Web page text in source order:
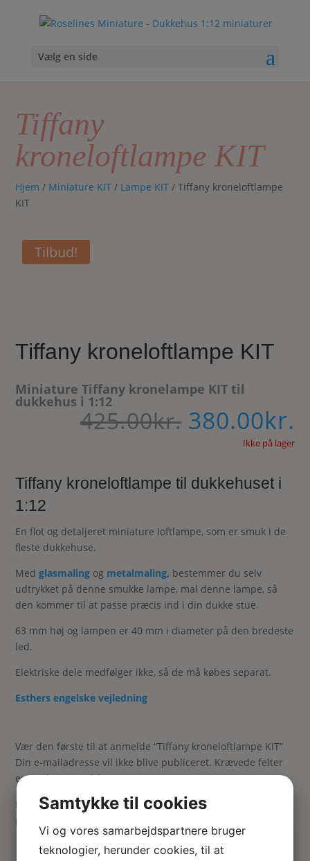
Vælg en side
Tiffany
kroneloftlampe KIT
Hjem / Miniature KIT / Lampe KIT / Tiffany kroneloftlampe
KIT
Tilbud!
Tiffany kroneloftlampe KIT
Miniature Tiffany kronelampe KIT til
dukkehus i 1:12
425.00kr. Den
425.00kr..
380.00kr.
Ikke på lager
Tiffany kroneloftlampe til dukkehuset i
1:12
En flot og detaljeret miniature loftlampe, som er smuk i de
fleste dukkehuse.
Medglasmaling og metalmaling, bestemmer du selv
udtrykket på denne smukke lampe, mal denne lampe, så
den kommer til at passe præcis ind i din dukke stue.
63 mm høj og lampen er 40 mm i diameter på den bredeste
led.
Elektriske dele medfølger ikke, så de må købes separat.
Esthers engelske vejledning
Vær den første til at anmelde “Tiffany kroneloftlampe KIT”
Din e-mailadresse vil ikke blive publiceret. Krævede felter
er markeret med*
Din vurdering
Din anmeldelse
Samtykke til cookies
Vi og vores samarbejdspartnere bruger
teknologier, herunder cookies, til at